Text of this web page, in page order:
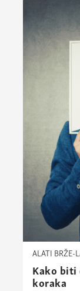
ALATI BRŽE-
Kako
koraka